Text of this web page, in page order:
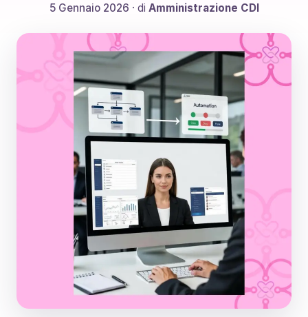
5 Gennaio 2026 · di Amministrazione CDI